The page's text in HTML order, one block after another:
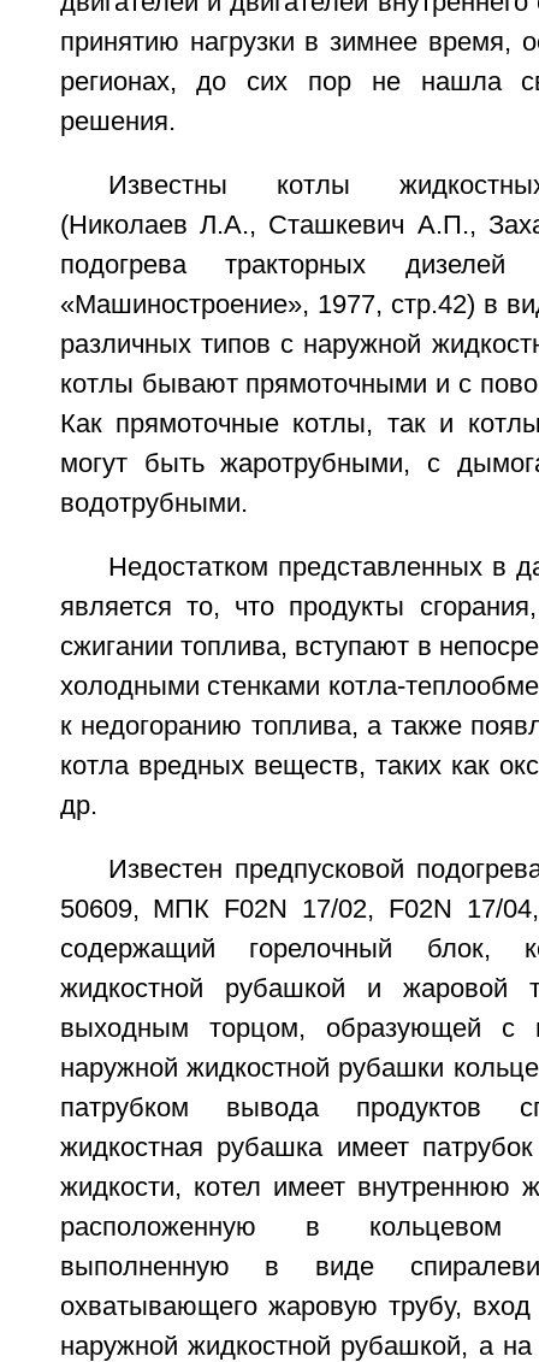
принятию нагрузки в зимнее время,
регионах, до сих пор не нашла
решения.
Известны котлы
(Николаев Л.А., Сташкевич А.П.,
подогрева тракторных
«Машиностроение», 1977, стр.42) в
различных типов с наружной
котлы бывают прямоточными и с
Как прямоточные котлы, так и
могут быть жаротрубными, с
водотрубными.
Недостатком представленных в
является то, что продукты
сжигании топлива, вступают в
холодными стенками котла-
к недогоранию топлива, а также
котла вредных веществ, таких как
др.
Известен предпусковой
50609, МПК F02N 17/02, F02N 17/
содержащий горелочный блок,
жидкостной рубашкой и жаровой
выходным торцом, образующей с
наружной жидкостной рубашки
патрубком вывода продуктов
жидкостная рубашка имеет
жидкости, котел имеет внутреннюю
расположенную в кольцевом
выполненную в виде
охватывающего жаровую трубу,
наружной жидкостной рубашкой, а